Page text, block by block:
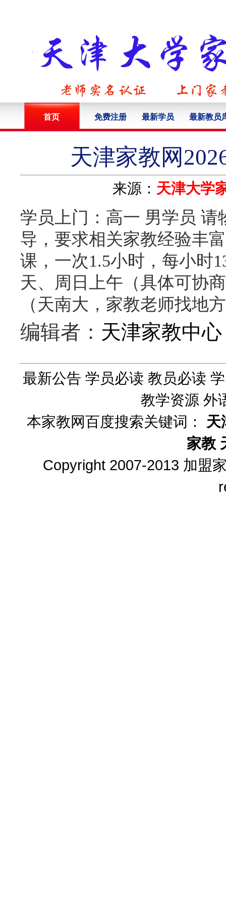
首页 免费注册 最新学员 最新教员
天津家教网
来源： 天津大学
学员上门：高一 男学员
导，要求相关家教经验丰
课，一次1.5小时，每小时
天、周日上午（具体可协
（天南大，家教老师找地
编辑者： 天津家教中心
最新公告 学员必读 教员必读
教学资源 外
本家教网百度搜索关键词： 天
家教
Copyright 2007-2013 加盟